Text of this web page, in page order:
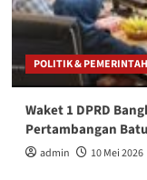
POLITIK &
Waket 1 DPRD
Pertambangan
admin 10 Mei 2026